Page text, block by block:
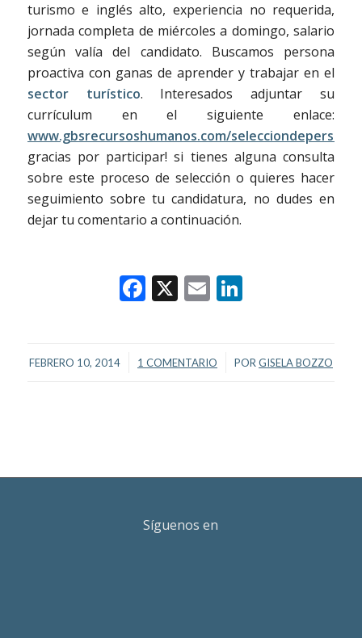
turismo e inglés alto, experiencia no requerida,
jornada completa de miércoles a domingo, salario
según valía del candidato. Buscamos persona
proactiva con ganas de aprender y trabajar en el
sector turístico. Interesados adjuntar su
currículum en el siguiente enlace:
www.gbsrecursoshumanos.com/selecciondepersonal
gracias por participar! si tienes alguna consulta
sobre este proceso de selección o quieres hacer
seguimiento sobre tu candidatura, no dudes en
dejar tu comentario a continuación.
Facebook
X EmailLinkedIn
FEBRERO 10, 2014
/ 1 COMENTARIO
/ POR GISELA BOZZO
Síguenos en